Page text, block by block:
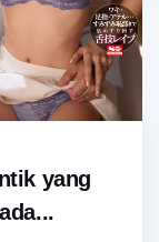
yang